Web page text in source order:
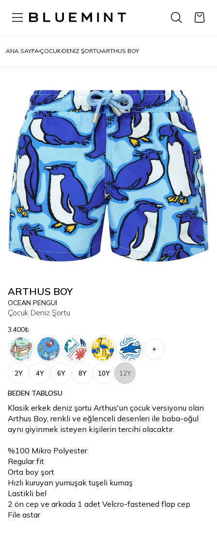
ANA SAYFA ÇOCUK DENIZ ŞORTU ARTHUS BOY
ARTHUS BOY
OCEAN PENGUI
Çocuk Deniz Şortu
3.400₺
+
2Y 4Y 6Y 8Y 10Y 12Y
BEDEN TABLOSU
Klasik erkek deniz şortu Arthus'un çocuk versiyonu olan
Arthus Boy, renkli ve eğlenceli desenleri ile baba-oğul
aynı giyinmek isteyen kişilerin tercihi olacaktır.
%100 Mikro Polyester
Regular fit
Orta boy şort
Hızlı kuruyan yumuşak tuşeli kumaş
Lastikli bel
2 ön cep ve arkada 1 adet Velcro-fastened flap cep
File astar